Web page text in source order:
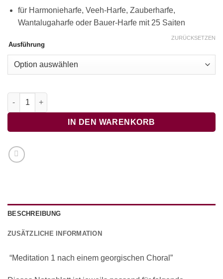
für Harmonieharfe, Veeh-Harfe, Zauberharfe,
Wantalugaharfe oder Bauer-Harfe mit 25 Saiten
Ausführung
ZURÜCKSETZEN
Meditation 1 nach einem georgischen Choral Menge
IN DEN WARENKORB
BESCHREIBUNG
ZUSÄTZLICHE INFORMATION
“Meditation 1 nach einem georgischen Choral”